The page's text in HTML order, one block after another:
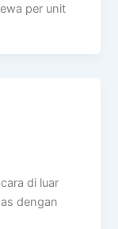
per unit
di luar
dengan